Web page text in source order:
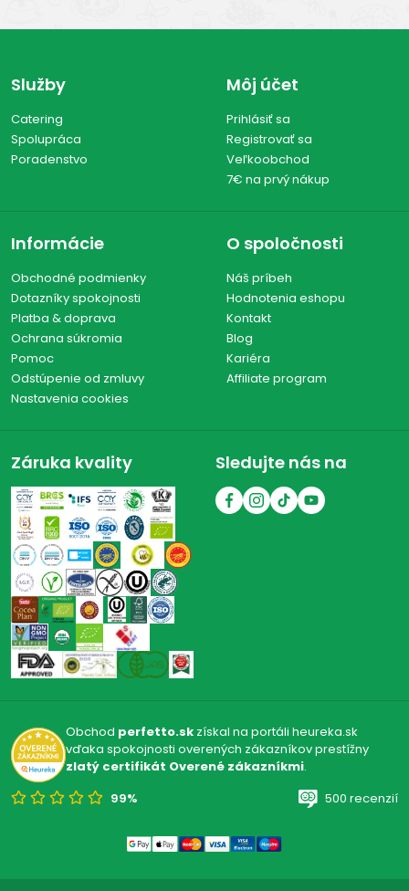
Služby
Catering
Spolupráca
Poradenstvo
Môj účet
Prihlásiť sa
Registrovať sa
Veľkoobchod
7€ na prvý nákup
Informácie
Obchodné podmienky
Dotazníky spokojnosti
Platba & doprava
Ochrana súkromia
Pomoc
Odstúpenie od zmluvy
Nastavenia cookies
O spoločnosti
Náš príbeh
Hodnotenia eshopu
Kontakt
Blog
Kariéra
Affiliate program
Záruka kvality Sledujte nás na
Obchod perfetto.skzískal na portáli heureka.sk
vďaka spokojnosti overených zákazníkov prestížny
zlatý certifikát Overené zákazníkmi.
99%
500 recenzií